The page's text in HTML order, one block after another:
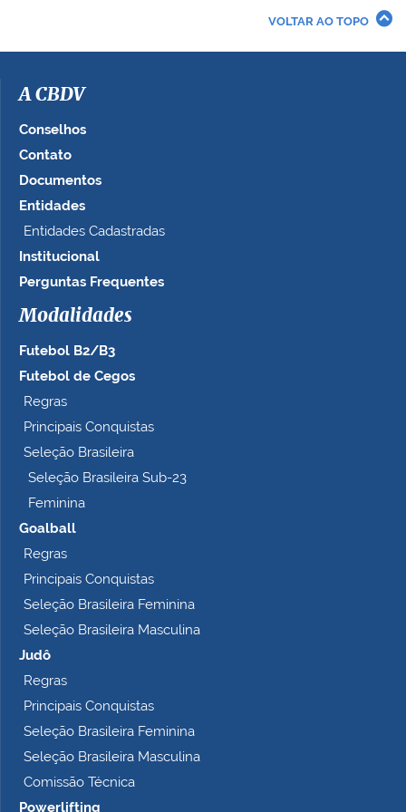
i
a
e
o
t
a
n
o
o
m
e
t
VOLTAR AO TOPO
A CBDV
Conselhos
Contato
Documentos
Entidades
Entidades Cadastradas
Institucional
Perguntas Frequentes
Modalidades
Futebol B2/B3
Futebol de Cegos
Regras
Principais Conquistas
Seleção Brasileira
Seleção Brasileira Sub-23
Feminina
Goalball
Regras
Principais Conquistas
Seleção Brasileira Feminina
Seleção Brasileira Masculina
Judô
Regras
Principais Conquistas
Seleção Brasileira Feminina
Seleção Brasileira Masculina
Comissão Técnica
Powerlifting